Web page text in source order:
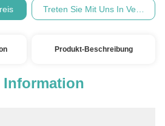
Treten Sie Mit Uns In
Produkt-Beschreibung